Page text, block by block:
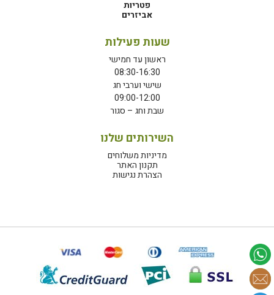
פטריות
אביזרים
שעות פעילות
ראשון עד חמישי
08:30-16:30
שישי וערבי חג
09:00-12:00
שבת וחג – סגור
השירותים שלנו
מדיניות משלוחים
תקנון האתר
הצהרת נגישות